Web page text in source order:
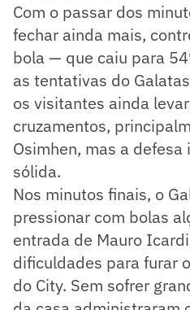
Com o passar dos
fechar ainda mais,
bola — que caiu para
as tentativas do
os visitantes ainda
cruzamentos,
Osimhen, mas a
sólida.
Nos minutos finais, o
pressionar com bolas
entrada de Mauro
dificuldades para furar
do City. Sem sofrer